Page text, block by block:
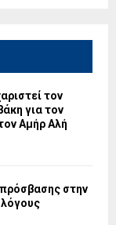
τον
για τον
Αμήρ Αλή
στην